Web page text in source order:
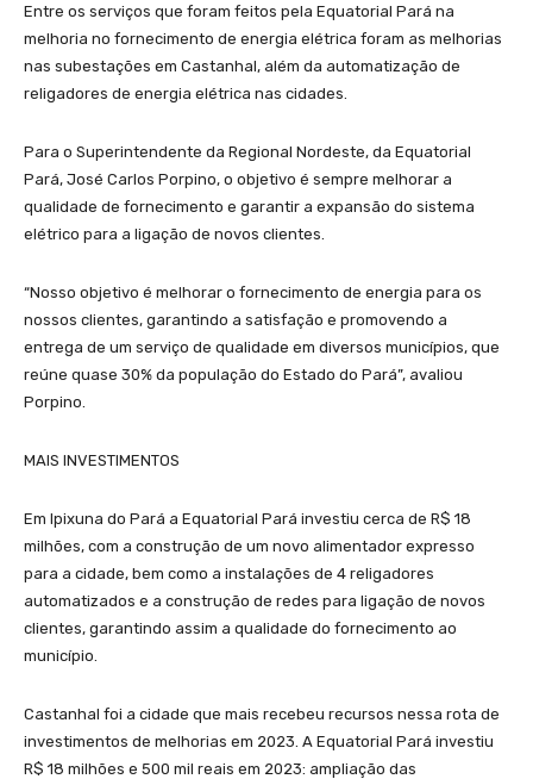
Entre os serviços que foram feitos pela Equatorial Pará na
melhoria no fornecimento de energia elétrica foram as melhorias
nas subestações em Castanhal, além da automatização de
religadores de energia elétrica nas cidades.
Para o Superintendente da Regional Nordeste, da Equatorial
Pará, José Carlos Porpino, o objetivo é sempre melhorar a
qualidade de fornecimento e garantir a expansão do sistema
elétrico para a ligação de novos clientes.
“Nosso objetivo é melhorar o fornecimento de energia para os
nossos clientes, garantindo a satisfação e promovendo a
entrega de um serviço de qualidade em diversos municípios, que
reúne quase 30% da população do Estado do Pará”, avaliou
Porpino.
MAIS INVESTIMENTOS
Em Ipixuna do Pará a Equatorial Pará investiu cerca de R$ 18
milhões, com a construção de um novo alimentador expresso
para a cidade, bem como a instalações de 4 religadores
automatizados e a construção de redes para ligação de novos
clientes, garantindo assim a qualidade do fornecimento ao
município.
Castanhal foi a cidade que mais recebeu recursos nessa rota de
investimentos de melhorias em 2023. A Equatorial Pará investiu
R$ 18 milhões e 500 mil reais em 2023: ampliação das